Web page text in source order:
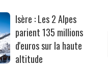
Isère : Les 2 Alpes
parient 135 millions
d'euros sur la haute
altitude